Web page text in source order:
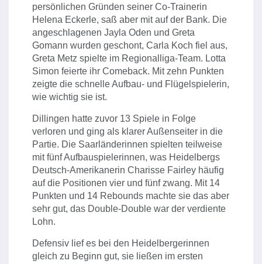
persönlichen Gründen seiner Co-Trainerin
Helena Eckerle, saß aber mit auf der Bank. Die
angeschlagenen Jayla Oden und Greta
Gomann wurden geschont, Carla Koch fiel aus,
Greta Metz spielte im Regionalliga-Team. Lotta
Simon feierte ihr Comeback. Mit zehn Punkten
zeigte die schnelle Aufbau- und Flügelspielerin,
wie wichtig sie ist.
Dillingen hatte zuvor 13 Spiele in Folge
verloren und ging als klarer Außenseiter in die
Partie. Die Saarländerinnen spielten teilweise
mit fünf Aufbauspielerinnen, was Heidelbergs
Deutsch-Amerikanerin Charisse Fairley häufig
auf die Positionen vier und fünf zwang. Mit 14
Punkten und 14 Rebounds machte sie das aber
sehr gut, das Double-Double war der verdiente
Lohn.
Defensiv lief es bei den Heidelbergerinnen
gleich zu Beginn gut, sie ließen im ersten